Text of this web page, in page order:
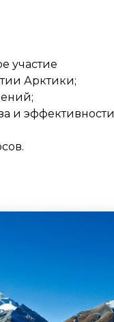
участие
Арктики;
и эффективности